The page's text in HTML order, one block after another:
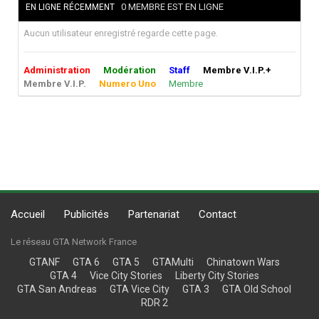
EN LIGNE RÉCEMMENT 0 MEMBRE EST EN LIGNE
Aucun utilisateur enregistré regarde cette page.
Administration Modération Staff
Membre V.I.P.+
Membre V.I.P.
Numero Uno Membre
Accueil Publicités Partenariat Contact
Le réseau GTA Network France
GTANF GTA 6 GTA 5 GTAMulti
Chinatown Wars
GTA 4
Vice City Stories
Liberty City Stories
GTA San Andreas
GTA Vice City GTA 3
GTA Old School
RDR 2